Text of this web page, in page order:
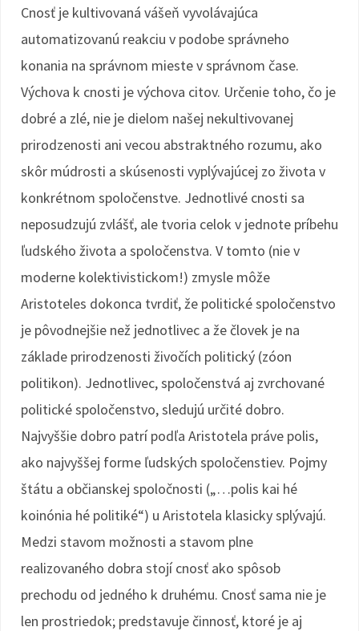
Cnosť je kultivovaná vášeň vyvolávajúca
automatizovanú reakciu v podobe správneho
konania na správnom mieste v správnom čase.
Výchova k cnosti je výchova citov. Určenie toho, čo je
dobré a zlé, nie je dielom našej nekultivovanej
prirodzenosti ani vecou abstraktného rozumu, ako
skôr múdrosti a skúsenosti vyplývajúcej zo života v
konkrétnom spoločenstve. Jednotlivé cnosti sa
neposudzujú zvlášť, ale tvoria celok v jednote príbehu
ľudského života a spoločenstva. V tomto (nie v
moderne kolektivistickom!) zmysle môže
Aristoteles dokonca tvrdiť, že politické spoločenstvo
je pôvodnejšie než jednotlivec a že človek je na
základe prirodzenosti živočích politický (zóon
politikon). Jednotlivec, spoločenstvá aj zvrchované
politické spoločenstvo, sledujú určité dobro.
Najvyššie dobro patrí podľa Aristotela práve polis,
ako najvyššej forme ľudských spoločenstiev. Pojmy
štátu a občianskej spoločnosti („…polis kai hé
koinónia hé politiké“) u Aristotela klasicky splývajú.
Medzi stavom možnosti a stavom plne
realizovaného dobra stojí cnosť ako spôsob
prechodu od jedného k druhému. Cnosť sama nie je
len prostriedok; predstavuje činnosť, ktoré je aj